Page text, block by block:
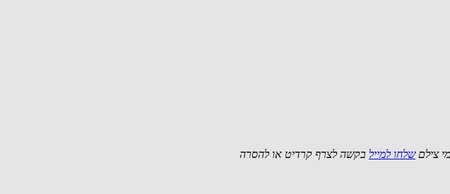
שלחו למייל בקשה לצרף קרדיט או להסרה